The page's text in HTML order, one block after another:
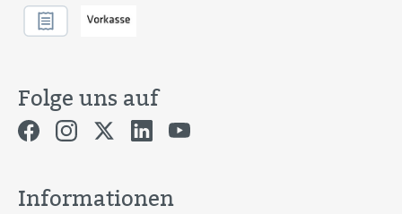
Folge uns auf
Informationen